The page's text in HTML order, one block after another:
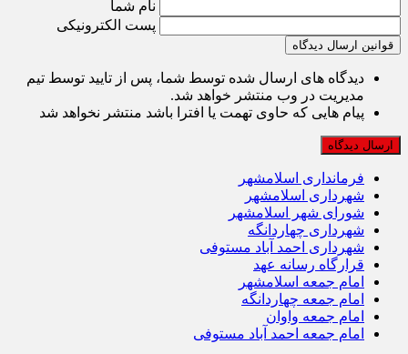
نام شما
پست الکترونیکی
قوانین ارسال دیدگاه
دیدگاه های ارسال شده توسط شما، پس از تایید توسط تیم
مدیریت در وب منتشر خواهد شد.
پیام هایی که حاوی تهمت یا افترا باشد منتشر نخواهد شد
فرمانداری اسلامشهر
شهرداری اسلامشهر
شورای شهر اسلامشهر
شهرداری چهاردانگه
شهرداری احمد آباد مستوفی
قرارگاه رسانه عهد
امام جمعه اسلامشهر
امام جمعه چهاردانگه
امام جمعه واوان
امام جمعه احمد آباد مستوفی